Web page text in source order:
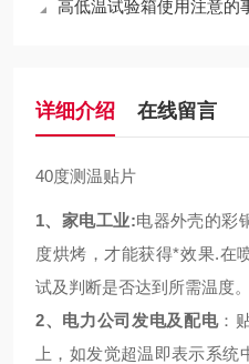
高低温试验箱使用注意的
详细介绍 在线留言
40度测温贴片
1、家电工业:电器外壳的彩
度烘烤，才能获得*效果.在
试及判断是否达到所需温度。
2、电力公司发电及配电：
上，如发觉超温即表示系